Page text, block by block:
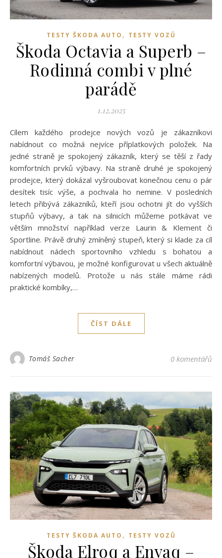
TESTY ŠKODA AUTO , TESTY VOZŮ
Škoda Octavia a Superb –
Rodinná combi v plné
parádě
1.12.2025
Cílem každého prodejce nových vozů je zákazníkovi
nabídnout co možná nejvíce příplatkových položek. Na
jedné straně je spokojený zákazník, který se těší z řady
komfortních prvků výbavy. Na straně druhé je spokojený
prodejce, který dokázal vyšroubovat konečnou cenu o pár
desítek tisíc výše, a pochvala ho nemine. V posledních
letech přibývá zákazníků, kteří jsou ochotni jít do vyšších
stupňů výbavy, a tak na silnicích můžeme potkávat ve
větším množství například verze Laurin & Klement či
Sportline. Právě druhý zmíněný stupeň, který si klade za cíl
nabídnout nádech sportovního vzhledu s bohatou a
komfortní výbavou, je možné konfigurovat u všech aktuálně
nabízených modelů. Protože u nás stále máme rádi
praktické kombíky,…
ČÍST DÁLE
Tomáš Sacher 0 komentářů
TESTY ŠKODA AUTO , TESTY VOZŮ
Škoda Elroq a Enyaq –